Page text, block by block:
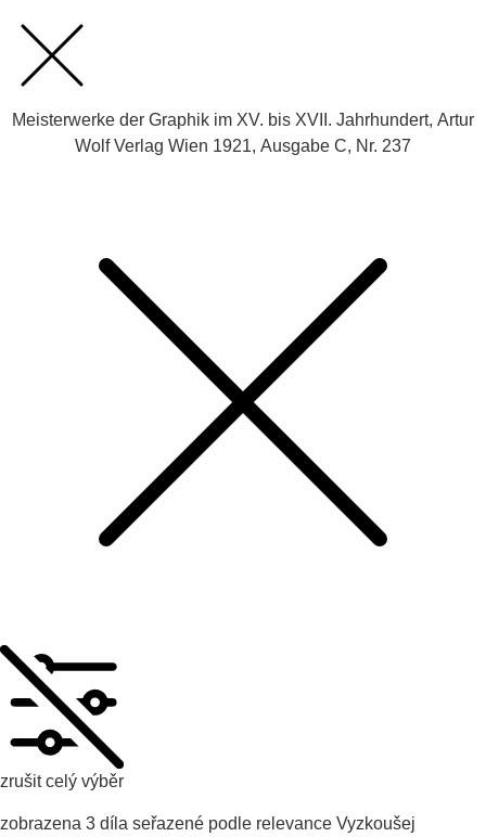
Meisterwerke der Graphik im XV. bis XVII. Jahrhundert, Artur
Wolf Verlag Wien 1921, Ausgabe C, Nr. 237
zrušit celý výběr
zobrazena 3 díla seřazené podle relevance Vyzkoušej